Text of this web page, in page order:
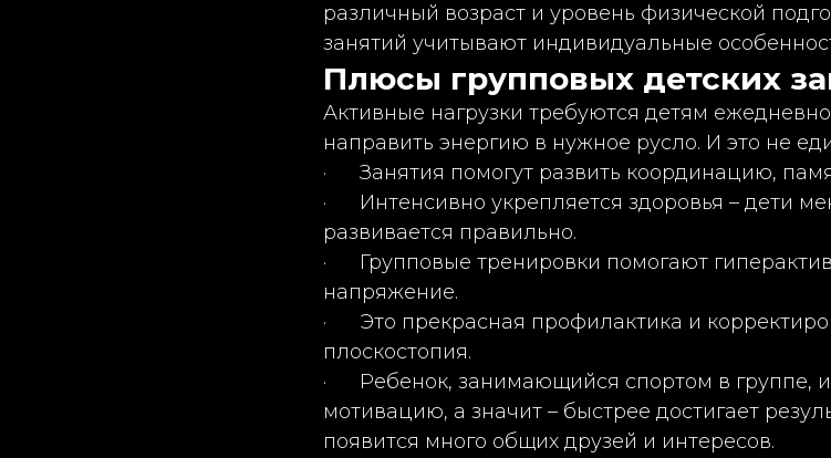
различный возраст и уровень физической
занятий учитывают индивидуальные
Плюсы групповых детских
Активные нагрузки требуются детям
направить энергию в нужное русло. И это не
· Занятия помогут развить координацию,
· Интенсивно укрепляется здоровья – дети
развивается правильно.
· Групповые тренировки помогают
напряжение.
· Это прекрасная профилактика и
плоскостопия.
· Ребенок, занимающийся спортом в группе,
мотивацию, а значит – быстрее достигает
появится много общих друзей и интересов.